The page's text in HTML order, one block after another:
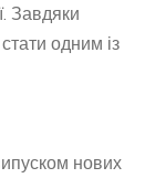
Завдяки
одним із
нових